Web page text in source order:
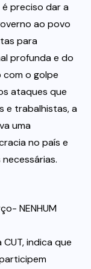
preciso dar a
ao povo
para
profunda e do
com o golpe
ataques que
e trabalhistas, a
uma
no país e
NENHUM
indica que